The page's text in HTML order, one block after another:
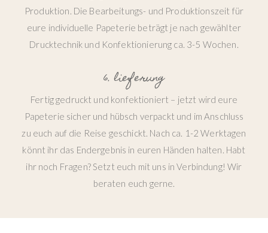
Produktion. Die Bearbeitungs- und Produktionszeit für
eure individuelle Papeterie beträgt je nach gewählter
Drucktechnik und Konfektionierung ca. 3-5 Wochen.
6. lieferung
Fertig gedruckt und konfektioniert – jetzt wird eure
Papeterie sicher und hübsch verpackt und im Anschluss
zu euch auf die Reise geschickt. Nach ca. 1-2 Werktagen
könnt ihr das Endergebnis in euren Händen halten. Habt
ihr noch Fragen? Setzt euch mit uns in Verbindung! Wir
beraten euch gerne.